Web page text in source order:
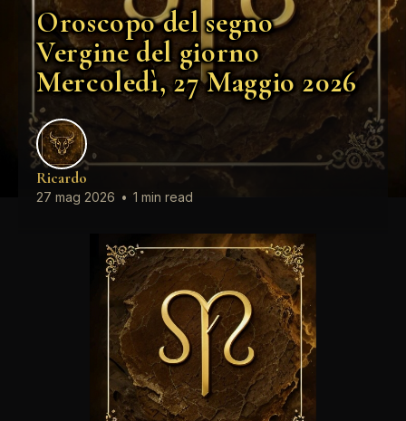
Oroscopo del segno
Vergine del giorno
Mercoledì, 27 Maggio 2026
Ricardo
27 mag 2026 • 1 min read